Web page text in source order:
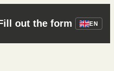
out the form EN